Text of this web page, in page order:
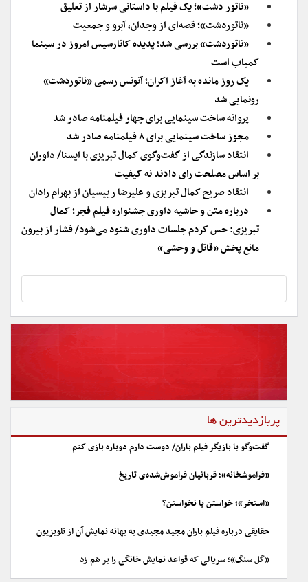
«ناتور دشت»؛ یک فیلم با داستانی سرشار از تعلیق
«ناتوردشت»؛ قصه‌ای از وجدان، آبرو و جمعیت
«ناتوردشت» بررسی شد؛ پدیده کاتارسیس امروز در سینما
کمیاب است
یک روز مانده به آغاز اکران؛ آنونس رسمی «ناتوردشت»
رونمایی شد
پروانه ساخت سینمایی برای چهار فیلمنامه صادر شد
مجوز ساخت سینمایی برای ۸ فیلمنامه صادر شد
انتقاد سازندگی از گفت‌وگوی کمال تبریزی با ایسنا/ داوران
بر اساس مصلحت رای دادند نه کیفیت
انتقاد صریح کمال تبریزی و علیرضا رییسیان از بهرام رادان
درباره متن و حاشیه داوری جشنواره فیلم فجر؛ کمال
تبریزی: حس کردم جلسات داوری شنود می‌شود/ فشار از بیرون
مانع پخش «قاتل و وحشی»
پربازدیدترین ها
گفت‌وگو با بازیگر فیلم باران/ دوست دارم دوباره بازی کنم
«فراموشخانه»؛ قربانیان فراموش‌شده‌ی تاریخ
«استخر»؛ خواستن یا نخواستن؟
حقایقی درباره فیلم باران مجید مجیدی به بهانه نمایش آن از تلویزیون
«گل سنگ»؛ سریالی که قواعد نمایش خانگی را بر هم زد